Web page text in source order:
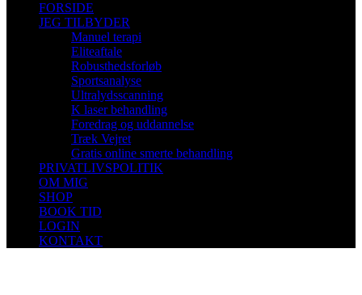
FORSIDE
JEG TILBYDER
Manuel terapi
Eliteaftale
Robusthedsforløb
Sportsanalyse
Ultralydsscanning
K laser behandling
Foredrag og uddannelse
Træk Vejret
Gratis online smerte behandling
PRIVATLIVSPOLITIK
OM MIG
SHOP
BOOK TID
LOGIN
KONTAKT